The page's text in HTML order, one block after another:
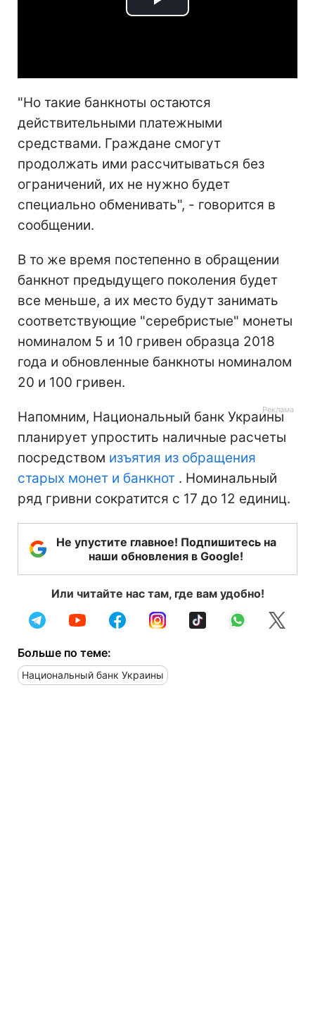
Play
"Но такие банкноты остаются
действительными платежными
средствами. Граждане смогут
продолжать ими рассчитываться без
ограничений, их не нужно будет
специально обменивать", - говорится в
сообщении.
В то же время постепенно в обращении
банкнот предыдущего поколения будет
все меньше, а их место будут занимать
соответствующие "серебристые" монеты
номиналом 5 и 10 гривен образца 2018
года и обновленные банкноты номиналом
20 и 100 гривен.
Напомним, Национальный банк Украины
планирует упростить наличные расчеты
посредством изъятия из обращения
старых монет и банкнот . Номинальный
ряд гривни сократится с 17 до 12 единиц.
Не упустите главное! Подпишитесь на
наши обновления в Google!
Или читайте нас там, где вам удобно!
Больше по теме:
Национальный банк Украины